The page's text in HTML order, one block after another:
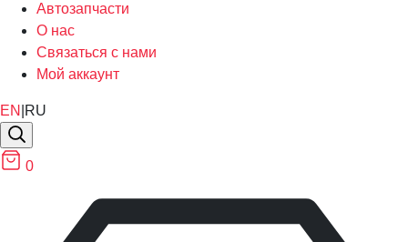
Автозапчасти
О нас
Связаться с нами
Мой аккаунт
EN RU
0